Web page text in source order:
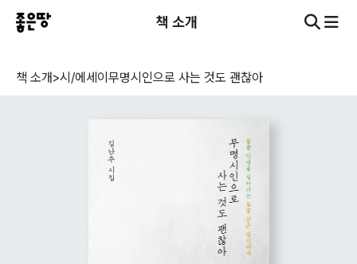
책 소개
책 소개>시/에세이 무명시인으로 사는 것도 괜찮아